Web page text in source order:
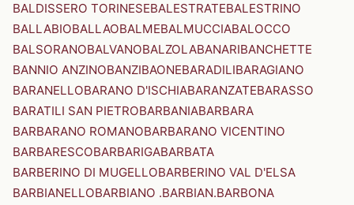
BALDISSERO TORINESEBALESTRATEBALESTRINO
BALLABIOBALLAOBALMEBALMUCCIABALOCCO
BALSORANOBALVANOBALZOLABANARIBANCHETTE
BANNIO ANZINOBANZIBAONEBARADILIBARAGIANO
BARANELLOBARANO D'ISCHIABARANZATEBARASSO
BARATILI SAN PIETROBARBANIABARBARA
BARBARANO ROMANOBARBARANO VICENTINO
BARBARESCOBARBARIGABARBATA
BARBERINO DI MUGELLOBARBERINO VAL D'ELSA
BARBIANELLOBARBIANO .BARBIAN.BARBONA